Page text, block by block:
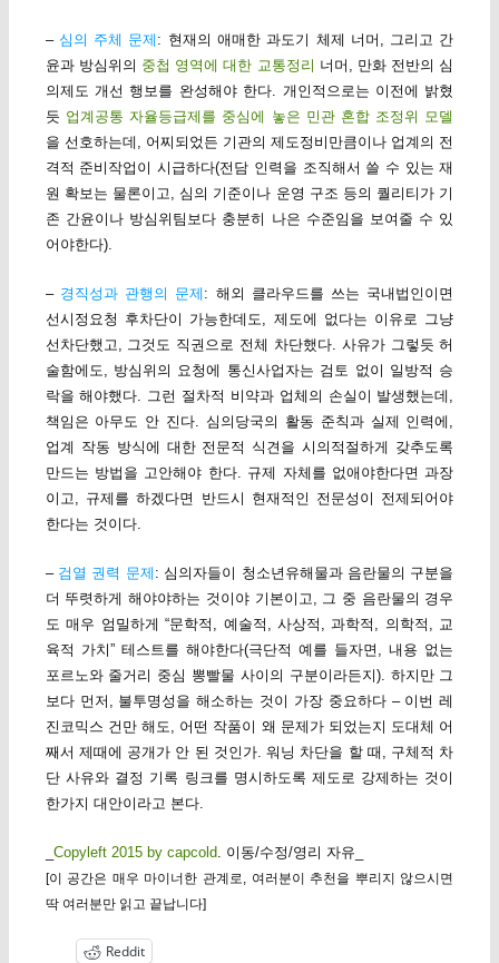
– 심의 주체 문제 : 현재의 애매한 과도기 체제 너머, 그리고 간
윤과 방심위의 중첩 영역에 대한 교통정리 너머, 만화 전반의 심
의제도 개선 행보를 완성해야 한다. 개인적으로는 이전에 밝혔
듯 업계공통 자율등급제를 중심에 놓은 민관 혼합 조정위 모델
을 선호하는데, 어찌되었든 기관의 제도정비만큼이나 업계의 전
격적 준비작업이 시급하다(전담 인력을 조직해서 쓸 수 있는 재
원 확보는 물론이고, 심의 기준이나 운영 구조 등의 퀄리티가 기
존 간윤이나 방심위팀보다 충분히 나은 수준임을 보여줄 수 있
어야한다).
– 경직성과 관행의 문제 : 해외 클라우드를 쓰는 국내법인이면
선시정요청 후차단이 가능한데도, 제도에 없다는 이유로 그냥
선차단했고, 그것도 직권으로 전체 차단했다. 사유가 그렇듯 허
술함에도, 방심위의 요청에 통신사업자는 검토 없이 일방적 승
락을 해야했다. 그런 절차적 비약과 업체의 손실이 발생했는데,
책임은 아무도 안 진다. 심의당국의 활동 준칙과 실제 인력에,
업계 작동 방식에 대한 전문적 식견을 시의적절하게 갖추도록
만드는 방법을 고안해야 한다. 규제 자체를 없애야한다면 과장
이고, 규제를 하겠다면 반드시 현재적인 전문성이 전제되어야
한다는 것이다.
– 검열 권력 문제 : 심의자들이 청소년유해물과 음란물의 구분을
더 뚜렷하게 해야야하는 것이야 기본이고, 그 중 음란물의 경우
도 매우 엄밀하게 “문학적, 예술적, 사상적, 과학적, 의학적, 교
육적 가치” 테스트를 해야한다(극단적 예를 들자면, 내용 없는
포르노와 줄거리 중심 뽕빨물 사이의 구분이라든지). 하지만 그
보다 먼저, 불투명성을 해소하는 것이 가장 중요하다 – 이번 레
진코믹스 건만 해도, 어떤 작품이 왜 문제가 되었는지 도대체 어
째서 제때에 공개가 안 된 것인가. 워닝 차단을 할 때, 구체적 차
단 사유와 결정 기록 링크를 명시하도록 제도로 강제하는 것이
한가지 대안이라고 본다.
Copyleft 2015 by capcold. 이동/수정/영리 자유_
[이 공간은 매우 마이너한 관계로, 여러분이 추천을 뿌리지 않으시면
딱 여러분만 읽고 끝납니다]
Reddit